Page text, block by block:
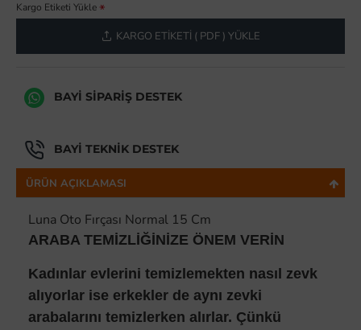
Kargo Etiketi Yükle
KARGO ETIKETI ( PDF ) YÜKLE
BAYI SIPARIŞ DESTEK
BAYI TEKNIK DESTEK
ÜRÜN AÇIKLAMASI
Luna Oto Fırçası Normal 15 Cm
ARABA TEMİZLİĞİNİZE ÖNEM VERİN
Kadınlar evlerini temizlemekten nasıl zevk
alıyorlar ise erkekler de aynı zevki
arabalarını temizlerken alırlar. Çünkü